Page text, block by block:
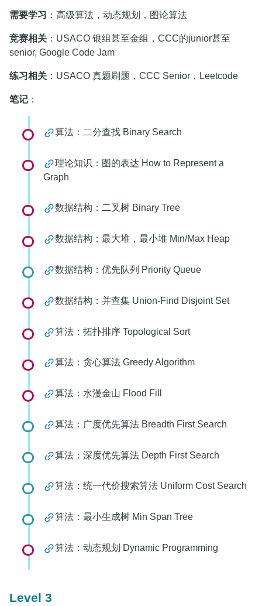
需要学习 ：高级算法，动态规划，图论算法
竞赛相关 ：USACO 银组甚至金组，CCC的junior甚至
senior, Google Code Jam
练习相关 ：USACO 真题刷题，CCC Senior，Leetcode
笔记 ：
算法：二分查找 Binary Search
理论知识：图的表达 How to Represent a
Graph
数据结构：二叉树 Binary Tree
数据结构：最大堆，最小堆 Min/Max Heap
数据结构：优先队列 Priority Queue
数据结构：并查集 Union-Find Disjoint Set
算法：拓扑排序 Topological Sort
算法：贪心算法 Greedy Algorithm
算法：水漫金山 Flood Fill
算法：广度优先算法 Breadth First Search
算法：深度优先算法 Depth First Search
算法：统一代价搜索算法 Uniform Cost Search
算法：最小生成树 Min Span Tree
算法：动态规划 Dynamic Programming
Level 3